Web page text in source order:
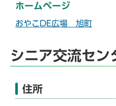
ホームページ
おやこDE広場 旭町
シニア交流セン
住所